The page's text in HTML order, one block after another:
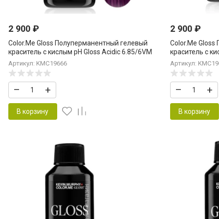
2 900 ₽
Color.Me Gloss Полуперманентный гелевый
краситель c кислым pH Gloss Acidic 6.85/6VM
Dark.Blonde.Violet.Mahogany 60 мл Темный
Блонд Фиолет Махагон
Артикул: KMC19666
– +
В корзину
2 900 ₽
Color.Me
краситель c
Medium
Артикул:
– +
В корзину